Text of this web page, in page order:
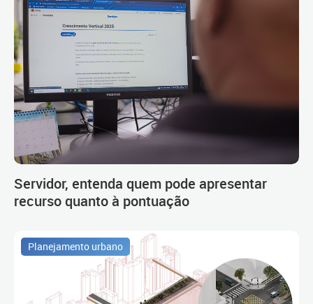
Servidor, entenda quem pode apresentar
recurso quanto à pontuação
Planejamento urbano